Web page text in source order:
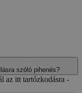
szóló pihenés?
az itt tartózkodásra -